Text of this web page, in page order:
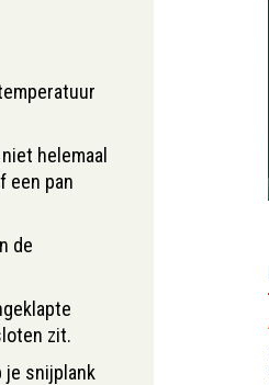
helemaal
een pan
de
zit.
je snijplank